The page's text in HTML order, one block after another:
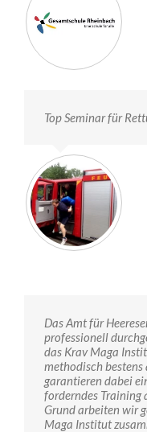
Top Seminar für
Das Amt für
professionell
das Krav Maga
methodisch
garantieren dabei
forderndes Training
Grund arbeiten wir
Maga Institut